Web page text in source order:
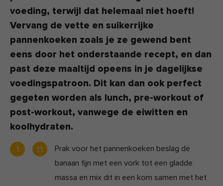
voeding, terwijl dat helemaal niet hoeft!
Vervang de vette en suikerrijke
pannenkoeken zoals je ze gewend bent
eens door het onderstaande recept, en dan
past deze maaltijd opeens in je dagelijkse
voedingspatroon. Dit kan dan ook perfect
gegeten worden als lunch, pre-workout of
post-workout, vanwege de eiwitten en
koolhydraten.
Prak voor het pannenkoeken beslag de
banaan fijn met een vork tot een gladde
massa en mix dit in een kom samen met het